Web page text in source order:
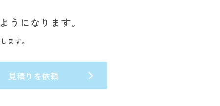
うになります。
ます。
見積りを依頼